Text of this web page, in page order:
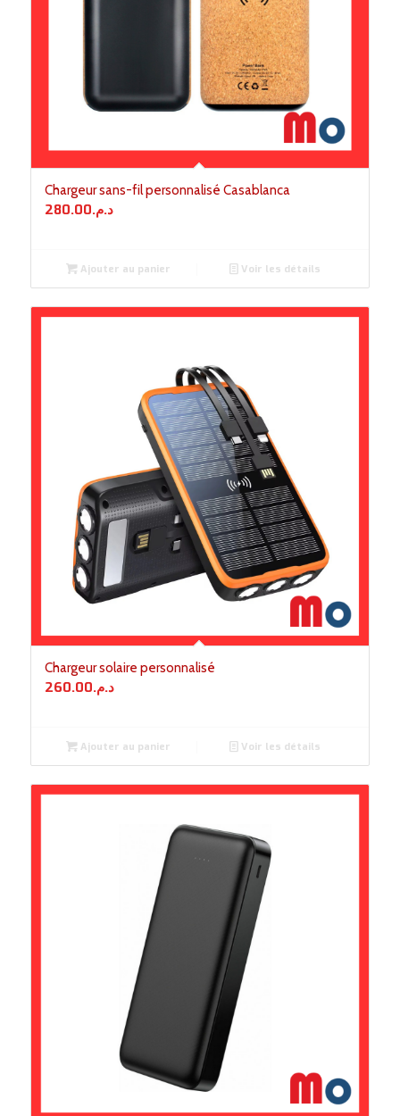
Chargeur sans-fil personnalisé Casablanca
د.م.280.00
Ajouter au panier Voir les détails
Chargeur solaire personnalisé
د.م.260.00
Ajouter au panier Voir les détails